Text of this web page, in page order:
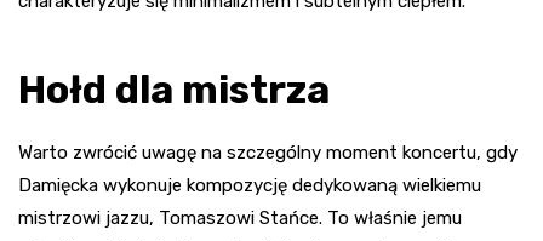
Hołd dla mistrza
Warto zwrócić uwagę na szczególny moment koncertu, gdy
Damięcka wykonuje kompozycję dedykowaną wielkiemu
mistrzowi jazzu, Tomaszowi Stańce. To właśnie jemu